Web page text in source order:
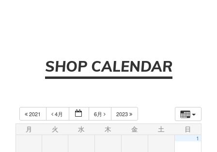
SHOP CALENDAR
2021 4月 6月 2023
月 火 水 木 金 土 日
1